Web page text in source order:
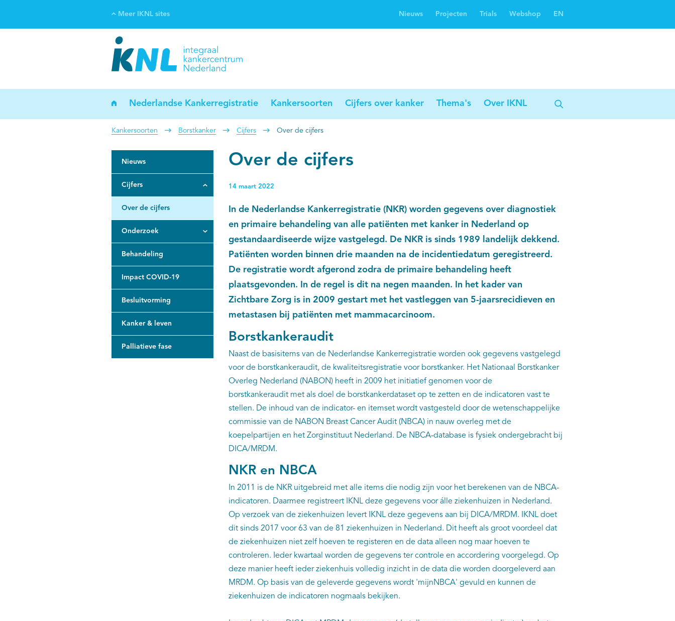
kanker
Meer IKNL sites Nieuws Projecten Trials Webshop EN
Nederlandse Kankerregistratie Kankersoorten Cijfers over kanker Thema's Over IKNL
Kankersoorten Borstkanker Cijfers Over de cijfers
Nieuws
Cijfers
Over de cijfers
Onderzoek
Behandeling
Impact COVID-19
Besluitvorming
Kanker & leven
Palliatieve fase
Over de cijfers
14 maart 2022
In de Nederlandse Kankerregistratie (NKR) worden gegevens over diagnostiek
en primaire behandeling van alle patiënten met kanker in Nederland op
gestandaardiseerde wijze vastgelegd. De NKR is sinds 1989 landelijk dekkend.
Patiënten worden binnen drie maanden na de incidentiedatum geregistreerd.
De registratie wordt afgerond zodra de primaire behandeling heeft
plaatsgevonden. In de regel is dit na negen maanden. In het kader van
Zichtbare Zorg is in 2009 gestart met het vastleggen van 5-jaarsrecidieven en
metastasen bij patiënten met mammacarcinoom.
Borstkankeraudit
Naast de basisitems van de Nederlandse Kankerregistratie worden ook gegevens vastgelegd
voor de borstkankeraudit, de kwaliteitsregistratie voor borstkanker. Het Nationaal Borstkanker
Overleg Nederland (NABON) heeft in 2009 het initiatief genomen voor de
borstkankeraudit met als doel de borstkankerdataset op te zetten en de indicatoren vast te
stellen. De inhoud van de indicator- en itemset wordt vastgesteld door de wetenschappelijke
commissie van de NABON Breast Cancer Audit (NBCA) in nauw overleg met de
koepelpartijen en het Zorginstituut Nederland. De NBCA-database is fysiek ondergebracht bij
DICA/MRDM.
NKR en NBCA
In 2011 is de NKR uitgebreid met alle items die nodig zijn voor het berekenen van de NBCA-
indicatoren. Daarmee registreert IKNL deze gegevens voor álle ziekenhuizen in Nederland.
Op verzoek van de ziekenhuizen levert IKNL deze gegevens aan bij DICA/MRDM. IKNL doet
dit sinds 2017 voor 63 van de 81 ziekenhuizen in Nederland. Dit heeft als groot voordeel dat
de ziekenhuizen niet zelf hoeven te registeren en de data alleen nog maar hoeven te
controleren. Ieder kwartaal worden de gegevens ter controle en accordering voorgelegd. Op
deze manier heeft ieder ziekenhuis volledig inzicht in de data die worden doorgeleverd aan
MRDM. Op basis van de geleverde gegevens wordt 'mijnNBCA' gevuld en kunnen de
ziekenhuizen de indicatoren nogmaals bekijken.